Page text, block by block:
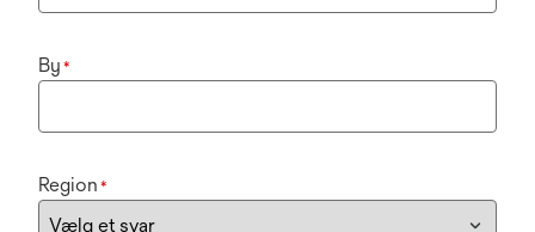
By *
Region *